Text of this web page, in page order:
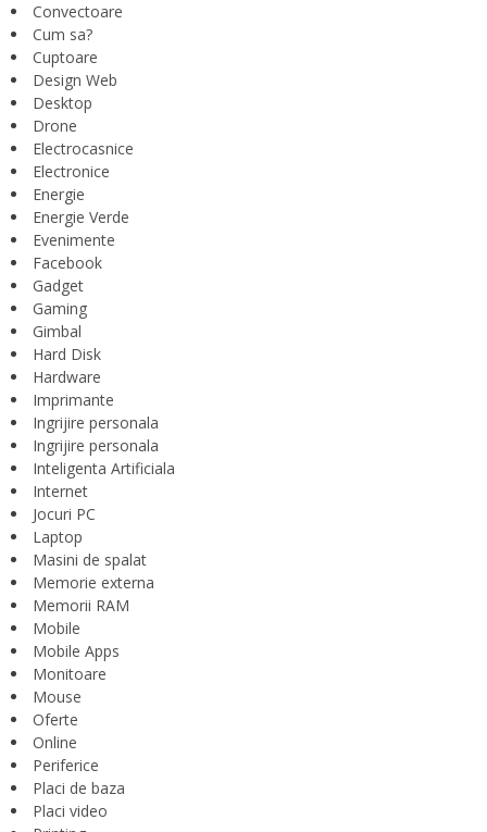
Convectoare
Cum sa?
Cuptoare
Design Web
Desktop
Drone
Electrocasnice
Electronice
Energie
Energie Verde
Evenimente
Facebook
Gadget
Gaming
Gimbal
Hard Disk
Hardware
Imprimante
Ingrijire personala
Ingrijire personala
Inteligenta Artificiala
Internet
Jocuri PC
Laptop
Masini de spalat
Memorie externa
Memorii RAM
Mobile
Mobile Apps
Monitoare
Mouse
Oferte
Online
Periferice
Placi de baza
Placi video